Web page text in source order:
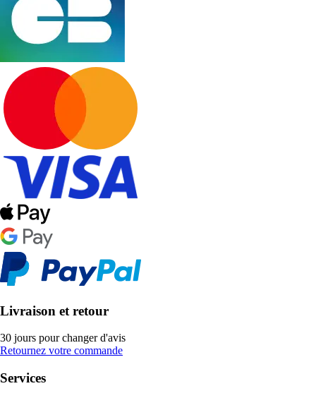
Livraison et retour
30 jours pour changer d'avis
Retournez votre commande
Services